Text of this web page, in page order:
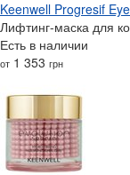
Keenwell Progresif
Лифтинг-маска для
Есть в наличии
от 1 353 грн